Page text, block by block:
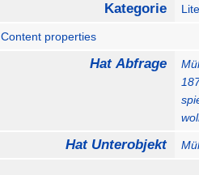
Kategorie
Content properties
Hat Abfrage
Hat Unterobjekt